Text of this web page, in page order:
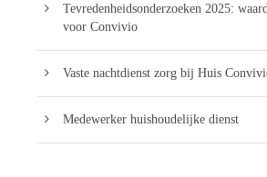
Tevredenheidsonderzoeken 2025:
voor Convivio
Vaste nachtdienst zorg bij Huis
Medewerker huishoudelijke dienst